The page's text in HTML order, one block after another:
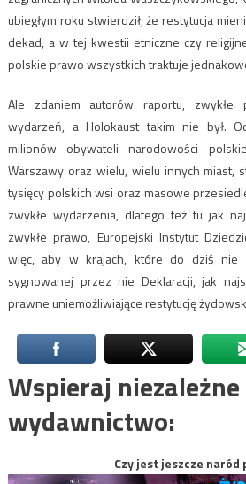
ubiegłym roku stwierdził, że restytucja
dekad, a w tej kwestii etniczne czy
polskie prawo wszystkich traktuje
Ale zdaniem autorów raportu, zwykłe
wydarzeń, a Holokaust takim nie był.
milionów obywateli narodowości
Warszawy oraz wielu, wielu innych miast,
tysięcy polskich wsi oraz masowe
zwykłe wydarzenia, dlatego też tu jak
zwykłe prawo, Europejski Instytut
więc, aby w krajach, które do dziś nie
sygnowanej przez nie Deklaracji, jak
prawne uniemożliwiające restytucję
Wspieraj niezależne
wydawnictwo:
Czy jest jeszcze naród